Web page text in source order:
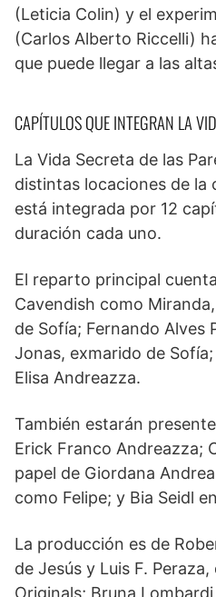
(Leticia Colin) y el
(Carlos Alberto Riccelli)
que puede llegar a las
CAPÍTULOS QUE INTEGRAN LA
La Vida Secreta de las
distintas locaciones de la
está integrada por 12
duración cada uno.
El reparto principal
Cavendish como
de Sofía; Fernando Alves
Jonas, exmarido de
Elisa Andreazza.
También estarán
Erick Franco Andreazza;
papel de Giordana
como Felipe; y Bia Seidl
La producción es de
de Jesús y Luis F.
Originals; Bruna